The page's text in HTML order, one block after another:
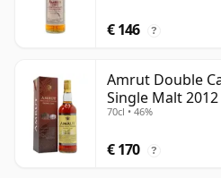
€ 146 ?
Amrut Double
Single Malt 2012
70cl • 46%
€ 170 ?